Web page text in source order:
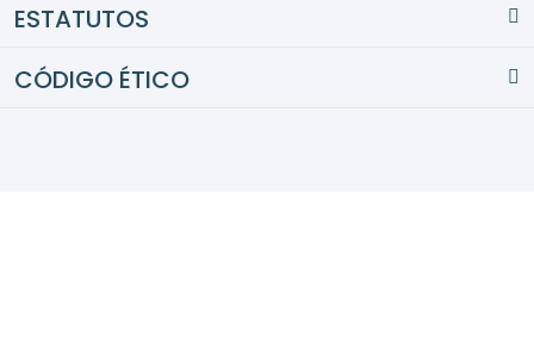
ESTATUTOS
CÓDIGO ÉTICO